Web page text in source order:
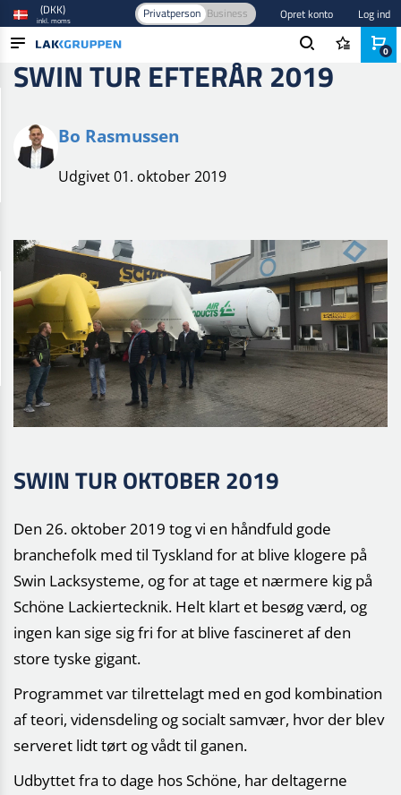
PRODUKTER
BRANCHER
MÆRKER
NYHEDER
(DKK)
inkl. moms Privatperson Business Opret konto Log ind
SWIN TUR EFTERÅR 2019
Bo Rasmussen
Udgivet 01. oktober 2019
SWIN TUR OKTOBER 2019
Den 26. oktober 2019 tog vi en håndfuld gode
branchefolk med til Tyskland for at blive klogere på
Swin Lacksysteme, og for at tage et nærmere kig på
Schöne Lackiertecknik. Helt klart et besøg værd, og
ingen kan sige sig fri for at blive fascineret af den
store tyske gigant.
Programmet var tilrettelagt med en god kombination
af teori, vidensdeling og socialt samvær, hvor der blev
serveret lidt tørt og vådt til ganen.
Udbyttet fra to dage hos Schöne, har deltagerne
0